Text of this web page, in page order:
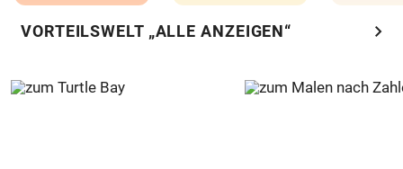
VORTEILSWELT „ALLE ANZEIGEN“ chevron_right